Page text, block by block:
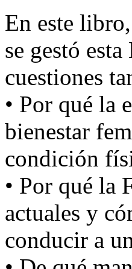
En este
se gestó
cuestiones
• Por qué la
bienestar
condición
• Por qué la
actuales y
conducir a